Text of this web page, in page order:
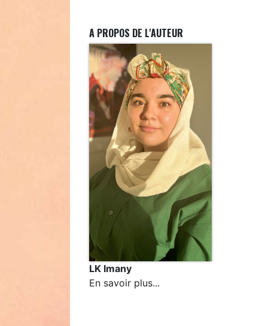
A PROPOS DE L'AUTEUR
LK Imany
En savoir plus...